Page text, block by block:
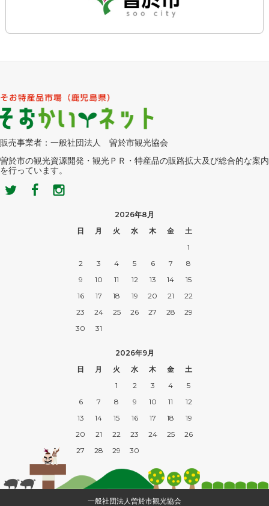
販売事業者：一般社団法人 曽於市観光協会
曽於市の観光資源開発・観光ＰＲ・特産品の販路拡大及び総合的な案内
を行っています。
2026年8月
日
月 火 水 木 金
土
1
2
3 4 5 6 7
8
9
10 11 12 13 14
15
16
17 18 19 20 21
22
23
24 25 26 27 28
29
30
31
2026年9月
日
月 火 水 木 金
土
1
2 3 4
5
6
7 8 9 10 11
12
13
14 15 16 17 18
19
20
21 22 23 24 25
26
27
28 29 30
一般社団法人曽於市観光協会